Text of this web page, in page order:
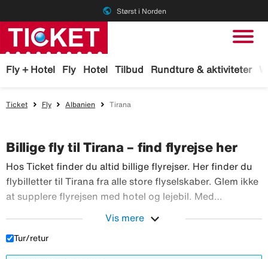
public Størst i Norden
Fly + Hotel Fly Hotel Tilbud Rundture & aktiviteter
Ticket Fly Albanien Tirana
Billige fly til Tirana – find flyrejse her
Hos Ticket finder du altid billige flyrejser. Her finder du
flybilletter til Tirana fra alle store flyselskaber. Glem ikke
at supplere flyrejsen med hotel og lejebil. Med
Vis mere expand_more
Tur/retur